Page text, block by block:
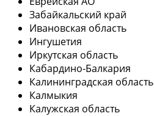
Забайкальский край
Ивановская область
Ингушетия
Иркутская область
Кабардино-Балкария
Калининградская область
Калмыкия
Калужская область